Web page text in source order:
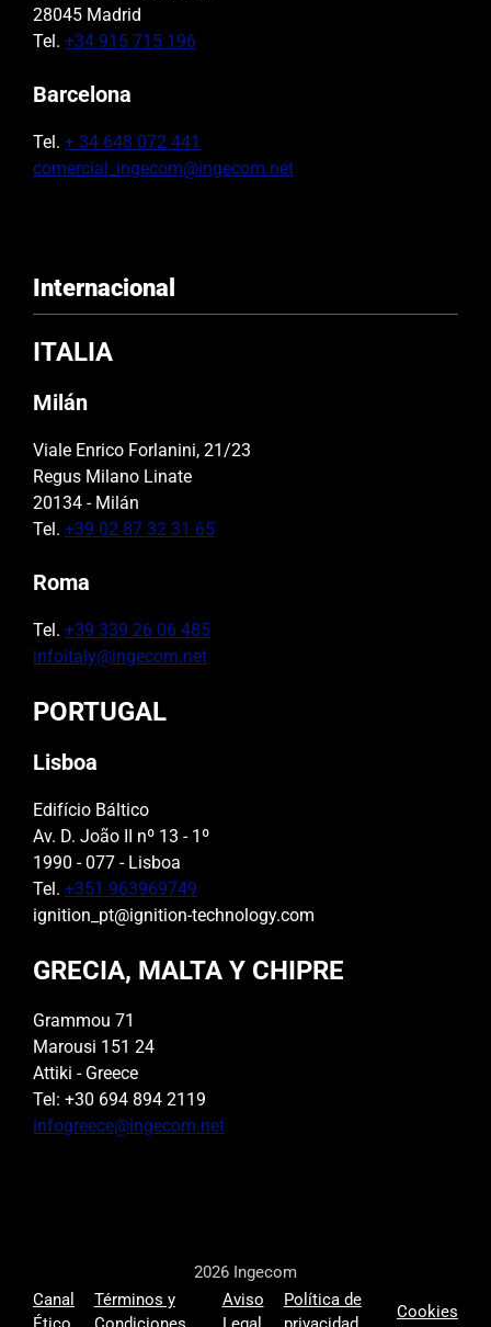
28045 Madrid
Tel. +34 915 715 196
Barcelona
Tel. + 34 648 072 441
comercial_ingecom@ingecom.net
Internacional
ITALIA
Milán
Viale Enrico Forlanini, 21/23
Regus Milano Linate
20134 - Milán
Tel. +39 02 87 32 31 65
Roma
Tel. +39 339 26 06 485
infoitaly@ingecom.net
PORTUGAL
Lisboa
Edifício Báltico
Av. D. João II nº 13 - 1º
1990 - 077 - Lisboa
Tel. +351 963969749
ignition_pt@ignition-technology.com
GRECIA, MALTA Y CHIPRE
Grammou 71
Marousi 151 24
Attiki - Greece
Tel: +30 694 894 2119
infogreece@ingecom.net
2026 Ingecom
Canal
Términos y
Aviso
Política de
Cookies